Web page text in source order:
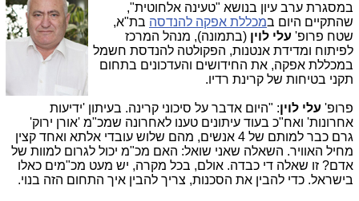
במסגרת ערב עיון בנושא "טעינה אלחוטית",
שהתקיים היום במכללת אפקה להנדסה בת"א,
שטח פרופ' עלי לוין (בתמונה), מנהל המרכז
לפיתוח ומדידת אנטנות, הפקולטה להנדסת חשמל
במכללת אפקה, את החידושים והעדכונים בתחום
תקני בטיחות של קרינת רדיו.
פרופ' עלי לוין: "היום אדבר על סיכוני קרינה. בעיתון 'ידיעות
אחרונות' ואח"כ בעוד עיתונים טענו לאחרונה שמכ"מ 'אורן ירוק'
גרם כבר למותם של 4 אנשים, מהם שלוש עובדי אלתא ואחד קצין
מחיל האוויר. השאלה שאני שואל: האם מכ"מ יכול לגרום למוות של
אדם? זו שאלה די כבדה. אולם, בכל מקרה, יש מעט מכ"מים כאלו
בישראל. כדי להבין את הסכנות, צריך להבין איך התחום הזה בנוי.